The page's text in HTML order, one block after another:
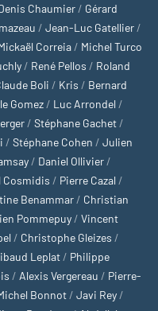
Chaumier / Gérard
/ Jean-Luc Gatellier /
Correia / Michel Turco
/ René Pellos / Roland
Boli / Kris / Bernard
Gomez / Luc Arrondel /
/ Stéphane Gachet /
/ Stéphane Cohen / Julien
/ Daniel Ollivier /
Cosmidis / Pierre Cazal /
Benammar / Christian
Pommepuy / Vincent
/ Christophe Gleizes /
Leplat / Philippe
/ Alexis Vergereau / Pierre-
Bonnot / Javi Rey /